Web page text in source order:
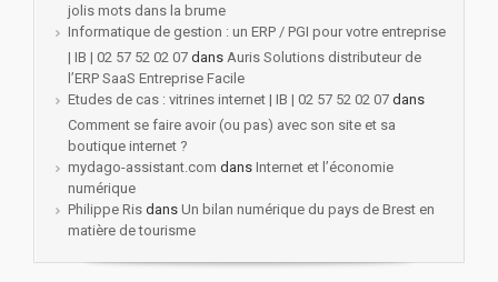
jolis mots dans la brume
Informatique de gestion : un ERP / PGI pour votre entreprise
| IB | 02 57 52 02 07 dans Auris Solutions distributeur de
l’ERP SaaS Entreprise Facile
Etudes de cas : vitrines internet | IB | 02 57 52 02 07 dans
Comment se faire avoir (ou pas) avec son site et sa
boutique internet ?
mydago-assistant.com dans Internet et l’économie
numérique
Philippe Ris dans Un bilan numérique du pays de Brest en
matière de tourisme